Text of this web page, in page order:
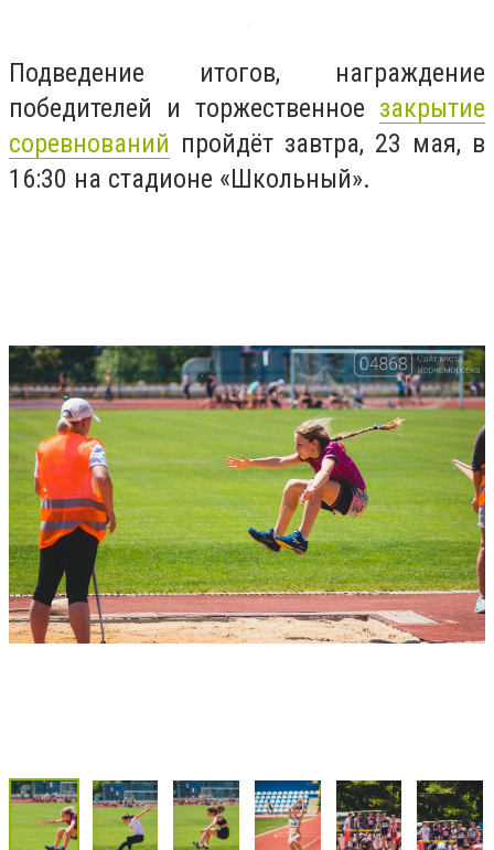
Подведение итогов, награждение
победителей и торжественное закрытие
соревнований пройдёт завтра, 23 мая, в
16:30 на стадионе «Школьный».